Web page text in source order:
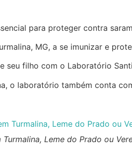
para proteger contra
MG, a se imunizar e
seu filho com o Laboratório
o laboratório também conta
Leme do Prado ou